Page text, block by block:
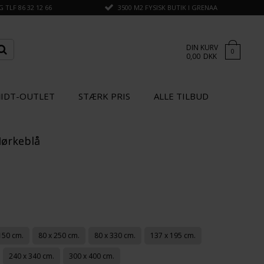
TLF 86 32 12 66 3500 M2 FYSISK BUTIK I GRENAA
DIN KURV
0,00 DKK 0
OUTLET STÆRK PRIS ALLE TILBUD
cm. 80 x 250 cm. 80 x 330 cm. 137 x 195 cm.
240 x 340 cm. 300 x 400 cm.